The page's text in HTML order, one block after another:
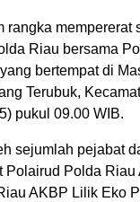
rangka
Riau bersama
bertempat di
Terubuk,
pukul 09.00 WIB.
sejumlah pejabat
Polairud Polda Riau
AKBP Lilik Eko